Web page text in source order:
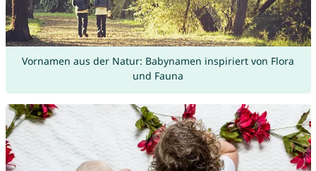
Vornamen aus der Natur: Babynamen inspiriert von Flora
und Fauna